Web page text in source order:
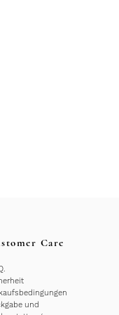
Care
und